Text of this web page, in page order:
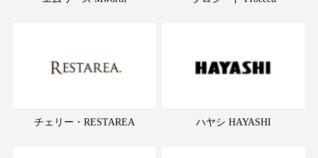
チェリー・RESTAREA ハヤシ HAYASHI